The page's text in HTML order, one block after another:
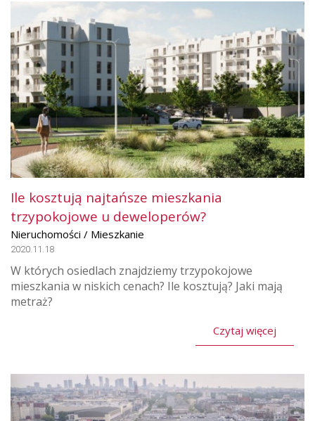
Ile kosztują najtańsze mieszkania
trzypokojowe u deweloperów?
Nieruchomości / Mieszkanie
2020.11.18
W których osiedlach znajdziemy trzypokojowe
mieszkania w niskich cenach? Ile kosztują? Jaki mają
metraż?
Czytaj więcej